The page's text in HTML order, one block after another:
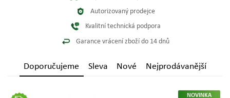
Autorizovaný prodejce
Kvalitní technická podpora
Garance vrácení zboží do 14 dnů
Doporučujeme Sleva Nové Nejprodávanější
NOVINKA